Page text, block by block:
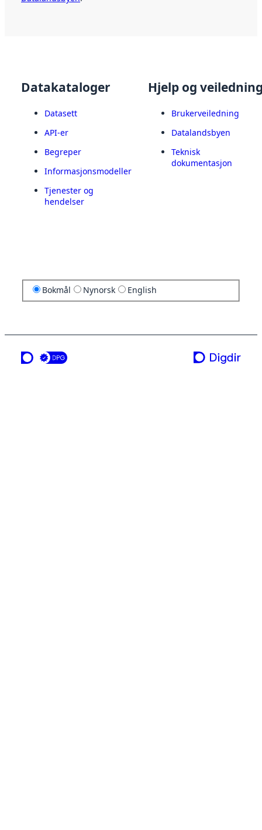
Datakataloger
Datasett
API-er
Begreper
Informasjonsmodeller
Tjenester og
hendelser
Hjelp og
Brukerveiledning
Datalandsbyen
Teknisk
dokumentasjon
Bokmål Nynorsk English